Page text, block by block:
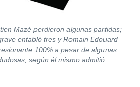
Mazé perdieron algunas partidas;
entabló tres y Romain Edouard
100% a pesar de algunas
según él mismo admitió.